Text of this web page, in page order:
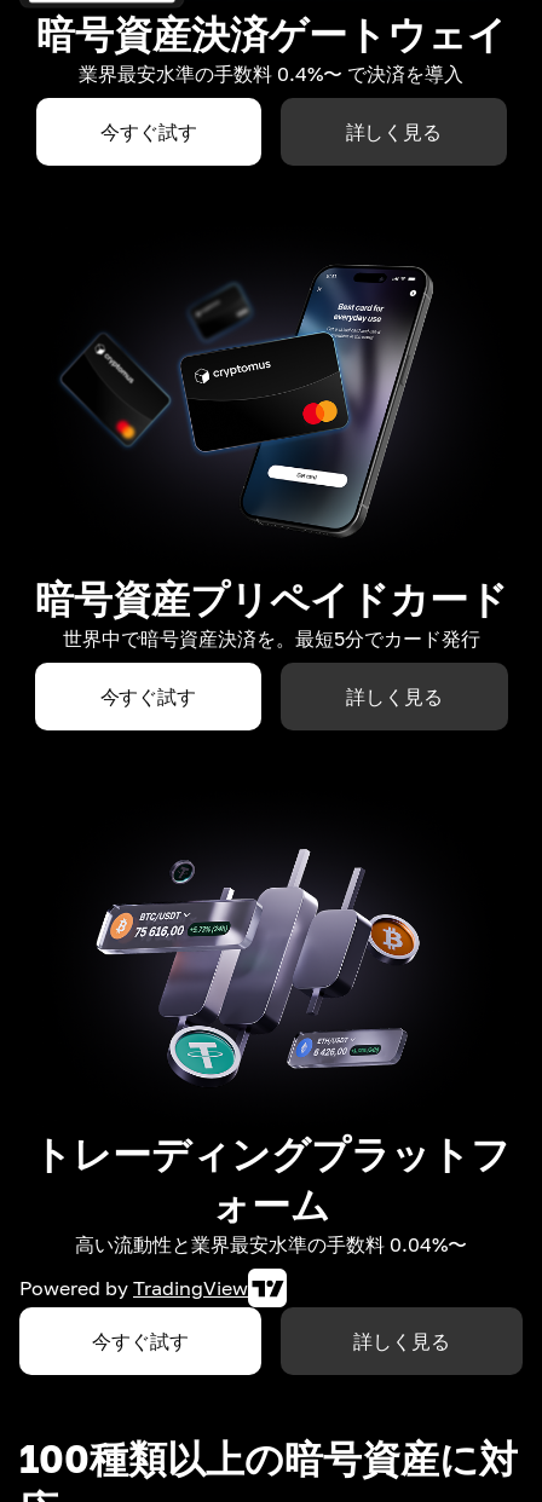
暗号資産決済ゲートウェイ
業界最安水準の手数料 0.4%〜 で決済を導入
今すぐ試す 詳しく見る
暗号資産プリペイドカード
世界中で暗号資産決済を。最短5分でカード発行
今すぐ試す 詳しく見る
トレーディングプラットフ
ォーム
高い流動性と業界最安水準の手数料 0.04%〜
Powered by TradingView
今すぐ試す 詳しく見る
100種類以上の暗号資産に対